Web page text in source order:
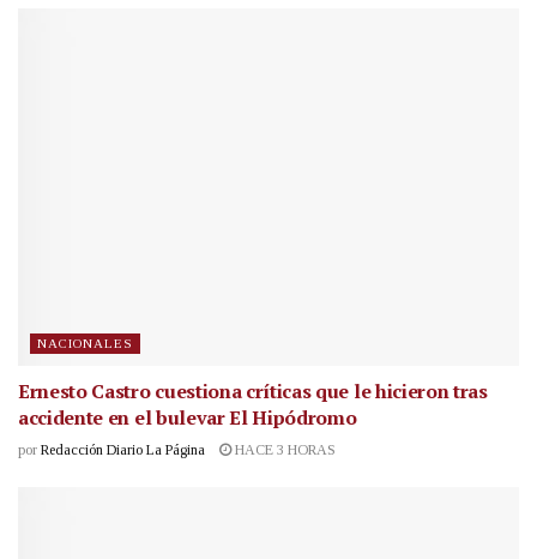
NACIONALES
Ernesto Castro cuestiona críticas que le hicieron tras
accidente en el bulevar El Hipódromo
por Redacción Diario La Página HACE 3 HORAS